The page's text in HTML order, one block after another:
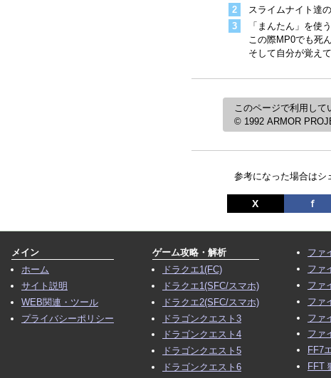
スライムナイト達
「まんたん」を使
この際MP0でも死
そして自分が覚え
このページで利用し
© 1992 ARMOR
参考になった場合はシ
X ｆ
メイン
ホーム
サイト説明
WEB関連・ツール
プライバシーポリシー
ゲーム攻略・解析
ドラクエ1(FC)
ドラクエ1(SFC/スマホ)
ドラクエ2(SFC/スマホ)
ドラゴンクエスト3
ドラゴンクエスト4
ドラゴンクエスト5
ドラゴンクエスト6
ファ
ファ
ファ
ファ
ファ
ファ
FF7
FFT